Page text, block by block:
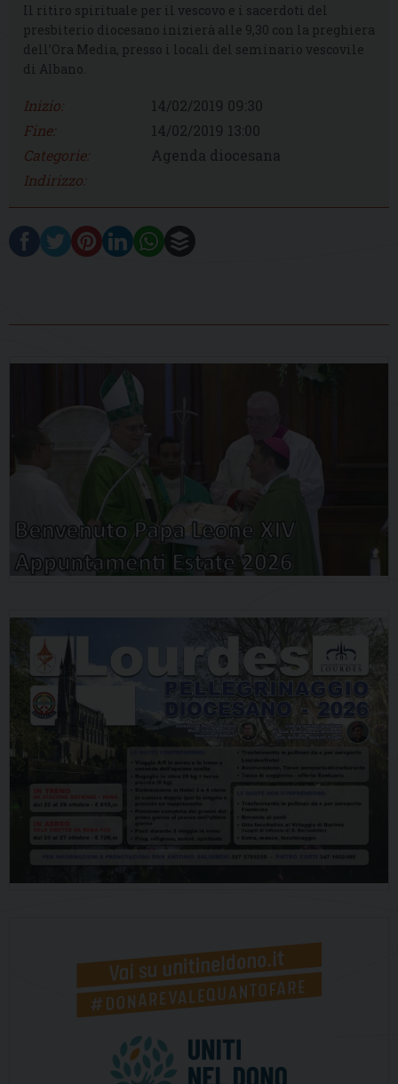
Il ritiro spirituale per il vescovo e i sacerdoti del
presbiterio diocesano inizierà alle 9,30 con la preghiera
dell’Ora Media, presso i locali del seminario vescovile
di Albano.
Inizio:
14/02/2019 09:30
Fine:
14/02/2019 13:00
Categorie:
Agenda diocesana
Indirizzo: